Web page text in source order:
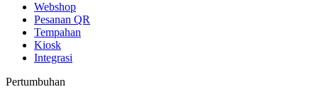
Webshop
Pesanan QR
Tempahan
Kiosk
Integrasi
Pertumbuhan